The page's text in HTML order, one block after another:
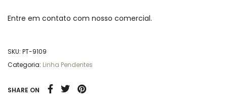
Entre em contato com nosso comercial.
SKU: PT-9109
Categoria: Linha Pendentes
SHARE ON